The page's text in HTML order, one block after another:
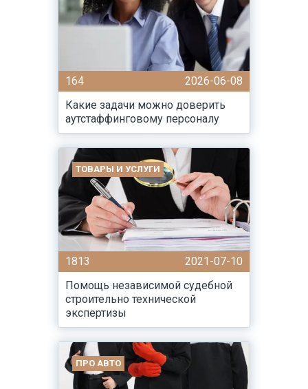
164
2026-06-08
Какие задачи можно доверить
аутстаффинговому персоналу
ТОВАРЫ И УСЛУГИ
1813
2021-07-10
Помощь независимой судебной
строительно технической
экспертизы
ПРО АВТО